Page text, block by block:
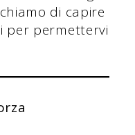
di capire
per permettervi